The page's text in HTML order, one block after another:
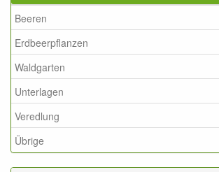
Beeren
Erdbeerpflanzen
Waldgarten
Unterlagen
Veredlung
Übrige